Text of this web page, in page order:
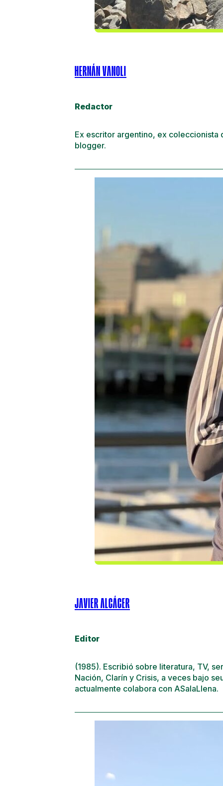
HERNÁN VANOLI
Redactor
Ex escritor argentino, ex coleccionista
blogger.
JAVIER ALCÁCER
Editor
(1985). Escribió sobre literatura, TV,
Nación, Clarín y Crisis, a veces bajo
actualmente colabora con ASalaLlena.